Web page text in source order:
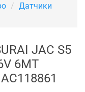
Датчики
JAC S5
6MT